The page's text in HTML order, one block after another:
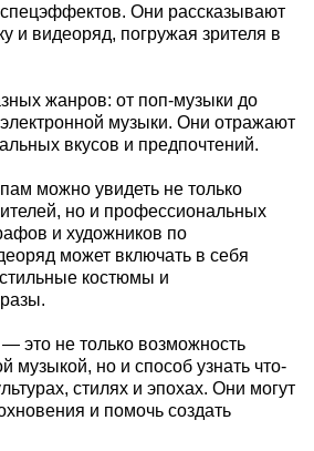
Они рассказывают
и видеоряд, погружая зрителя в
жанров: от поп-музыки до
музыки. Они отражают
вкусов и предпочтений.
можно увидеть не только
но и профессиональных
и художников по
может включать в себя
костюмы и
это не только возможность
музыкой, но и способ узнать что-
стилях и эпохах. Они могут
и помочь создать